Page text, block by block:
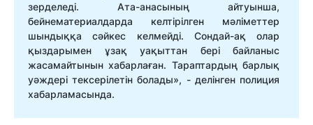
зерделеді. Ата-анасының айтуынша,
бейнематериалдарда келтірілген мәліметтер
шындыққа сәйкес келмейді. Сондай-ақ олар
қыздарымен ұзақ уақыттан бері байланыс
жасамайтынын хабарлаған. Тараптардың барлық
уәждері тексерілетін болады», - делінген полиция
хабарламасында.